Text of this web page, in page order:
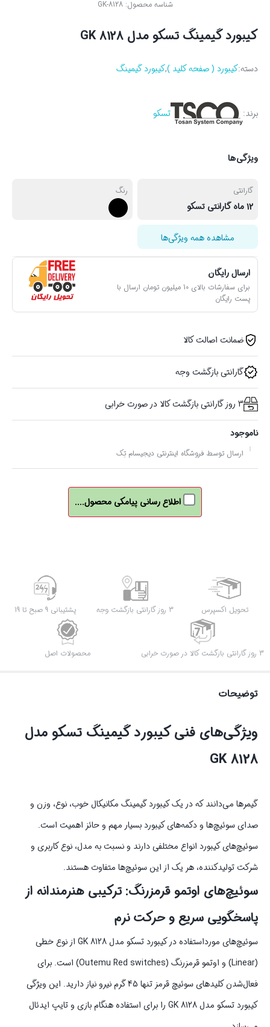
شناسه محصول:GK-8128
کیبورد گیمینگ تسکو مدل GK 8128
دسته:کیبورد ( صفحه کلید ),کیبورد گیمینگ
برند: تسکو
ویژگی‌ها
گارانتی
12 ماه گارانتی تسکو
رنگ
مشاهده همه ویژگی‌ها
ارسال رایگان
برای سفارشات بالای 10 میلیون تومان ارسال با
پست رایگان
ضمانت اصالت کالا
گارانتی بازگشت وجه
3 روز گارانتی بازگشت کالا در صورت خرابی
ناموجود
ارسال توسط فروشگاه اینترنتی دیجیسام تِک
اطلاع رسانی پیامکی محصول....
تحویل اکسپرس 3 روز گارانتی بازگشت وجه پشتیبانی 9 صبح تا 19
3 روز گارانتی بازگشت کالا در صورت خرابی محصولات اصل
توضیحات
ویژگی‌های فنی کیبورد گیمینگ تسکو مدل
GK 8128
گیمرها می‌دانند که در یک کیبورد گیمینگ مکانیکال خوب، نوع، وزن و
صدای سوئیچ‌ها و دکمه‌های کیبورد بسیار مهم و حائز اهمیت است.
سوئیچ‌های کیبورد انواع مختلفی دارند و نسبت به مدل، نوع کاربری و
شرکت تولیدکننده، هر یک از این سوئیچ‌ها متفاوت هستند.
سوئیچ‌های اوتمو قرمز‌رنگ: ترکیبی هنرمندانه از
پاسخگویی سریع و حرکت نرم
سوئیچ‌های مورداستفاده در کیبورد تسکو مدل GK 8128 از نوع خطی
(Linear) و اوتمو قرمزرنگ (Outemu Red switches) است. برای
فعال‌شدن کلیدهای سوئیچ قرمز تنها 45 گرم نیرو نیاز دارید. این ویژگی
کیبورد تسکو مدل GK 8128 را برای استفاده هنگام بازی و تایپ ایدئال